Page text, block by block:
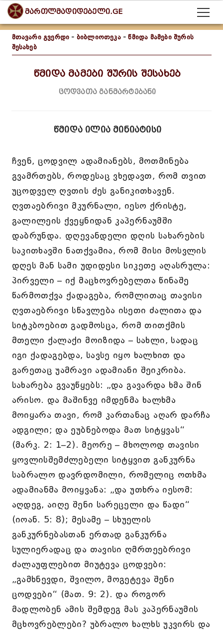
მართლმადიდებელი.GE
მთავარი გვერდი - ბიბლიოთეკა-წმიდა მამები შურის
შესახებ
წმიდა მამები შურის შესახებ
ცოდვათა განმარტებანი
წმიდა ილია მინიატისი
ჩვენ, ცოდვილ ადამიანებს, მოთმინება
გვამრთებს, როდესაც ვხედავთ, რომ თვით
უცოდველ ღვთის ძეს განიკითხავენ.
ღვთაებრივი მკურნალი, იესო ქრისტე,
გალილეის ქვეყნიდან კაპერნაუმში
დაბრუნდა. დღევანდელი დღის სახარების
საკითხავში ნათქვამია, რომ მისი მოსვლის
დღეს მან სამი უდიდესი სიკეთე აღასრულა:
პირველი – იქ მაცხოვრებელთა წინაშე
წარმოთქვა ქადაგება, რომლითაც თავისი
ღვთაებრივი სწავლება ისეთი ძალითა და
სიტკბოებით გადმოსცა, რომ თითქმის
მთელი ქალაქი მოიზიდა – სახლი, სადაც
იგი ქადაგებდა, სავსე იყო ხალხით და
გარეთაც უამრავი ადამიანი შეიკრიბა.
სახარება გვაუწყებს: „და გავარდა ხმა შინ
არისო. და მაშინვე იმდენმა ხალხმა
მოიყარა თავი, რომ კართანაც აღარ დარჩა
ადგილი; და ეუბნებოდა მათ სიტყვას“
(მარკ. 2: 1–2). მეორე – მხოლოდ თავისი
ყოვლისშემძლებელი სიტყვით განკურნა
საბრალო დავრდომილი, რომელიც ოთხმა
ადამიანმა მოიყვანა: „და უთხრა იესომ:
აღდეგ, აიღე შენი სარეცელი და წადი“
(იოან. 5: 8); მესამე – სხუელის
განკურნებასთან ერთად განკურნა
სულიერადაც და თავისი ღმრთეებრივი
ძალაუფლებით მიუტევა ცოდვები:
„გამხნევდი, შვილო, მოგეტევა შენი
ცოდვები“ (მათ. 9: 2). და როგორ
მადლობენ ამის შემდეგ მას კაპერნაუმის
მცხოვრებლები? უბრალო ხალხს უკვირს და